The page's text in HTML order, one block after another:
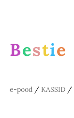
Bestie
e-pood / KASSID /